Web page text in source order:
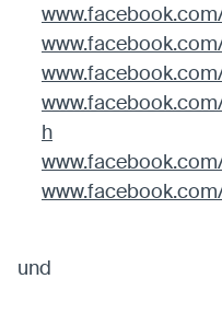
h
und